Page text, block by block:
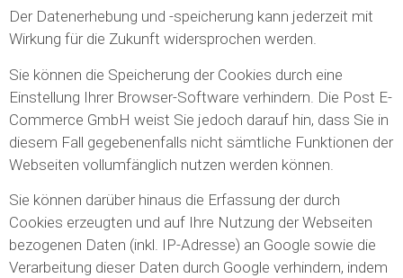
Der Datenerhebung und -speicherung kann jederzeit mit
Wirkung für die Zukunft widersprochen werden.
Sie können die Speicherung der Cookies durch eine
Einstellung Ihrer Browser-Software verhindern. Die Post E-
Commerce GmbH weist Sie jedoch darauf hin, dass Sie in
diesem Fall gegebenenfalls nicht sämtliche Funktionen der
Webseiten vollumfänglich nutzen werden können.
Sie können darüber hinaus die Erfassung der durch
Cookies erzeugten und auf Ihre Nutzung der Webseiten
bezogenen Daten (inkl. IP-Adresse) an Google sowie die
Verarbeitung dieser Daten durch Google verhindern, indem